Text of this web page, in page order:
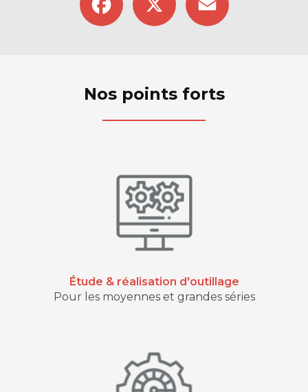
Nos points forts
Étude & réalisation d'outillage
Pour les moyennes et grandes séries